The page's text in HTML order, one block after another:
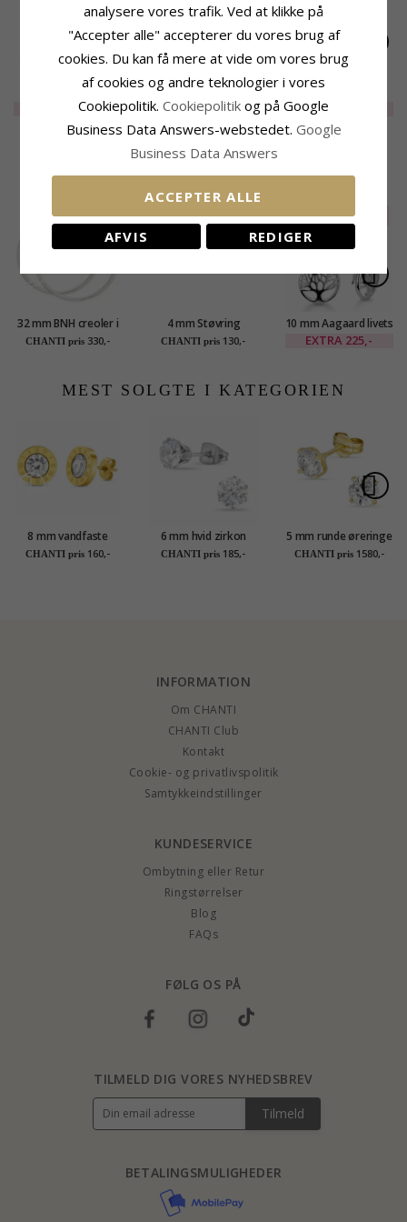
Runde pink krystal
øreringe i sølv -
275,-
Runde mørkegrøn
krystal øreringe i sølv
EXTRA325,-
Runde armygrøn
krystal øreringe i sølv
EXTRA
KUNDER DER HAR KØBT DENNE HAR
OGSÁ KØBT
32 mm BNH creoler i
sølv
CHANTI pris 330,-
4 mm Støvring
Design kugle
CHANTI pris 130,-
SALE
10 mm Aagaard livets
træ øreringe i sølv
EXTRA 225,-
MEST SOLGTE I KATEGORIEN
8 mm vandfaste
ørestikker i forgyldt
CHANTI pris 160,-
6 mm hvid zirkon
ørestikker i titanium
CHANTI pris 185,-
5 mm runde øreringe
i 14 karat guld med
CHANTI pris 1580,-
INFORMATION
Om CHANTI
CHANTI Club
Kontakt
Cookie- og privatlivspolitik
Samtykkeindstillinger
KUNDESERVICE
Ombytning eller Retur
Ringstørrelser
Blog
FAQs
FØLG OS PÅ
BETALINGSMULIGHEDER
TILMELD DIG VORES NYHEDSBREV
Tilmeld
analysere vores trafik. Ved at klikke på
"Accepter alle" accepterer du vores brug af
cookies. Du kan få mere at vide om vores brug
af cookies og andre teknologier i vores
Cookiepolitik. Cookiepolitik og på Google
Business Data Answers-webstedet. Google
Business Data Answers
ACCEPTER ALLE
AFVIS REDIGER